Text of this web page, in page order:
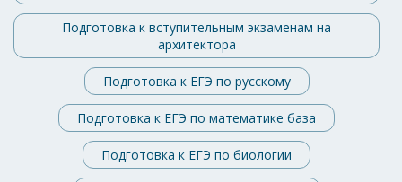
Подготовка к вступительным экзаменам на
архитектора
Подготовка к ЕГЭ по русскому
Подготовка к ЕГЭ по математике база
Подготовка к ЕГЭ по биологии